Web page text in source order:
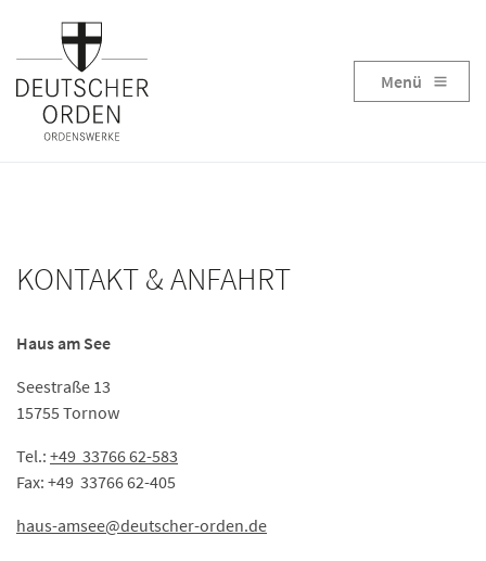
Menü
KONTAKT & ANFAHRT
Haus am See
Seestraße 13
15755 Tornow
Tel.: +49 33766 62-583
Fax: +49 33766 62-405
haus-amsee@deutscher-orden.de